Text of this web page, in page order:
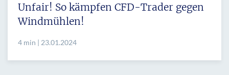
Unfair! So kämpfen CFD-Trader gegen
Windmühlen!
4 min | 23.01.2024